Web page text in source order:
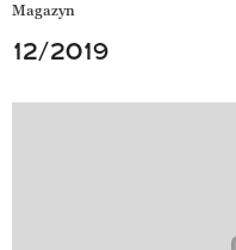
Magazyn
12/2019